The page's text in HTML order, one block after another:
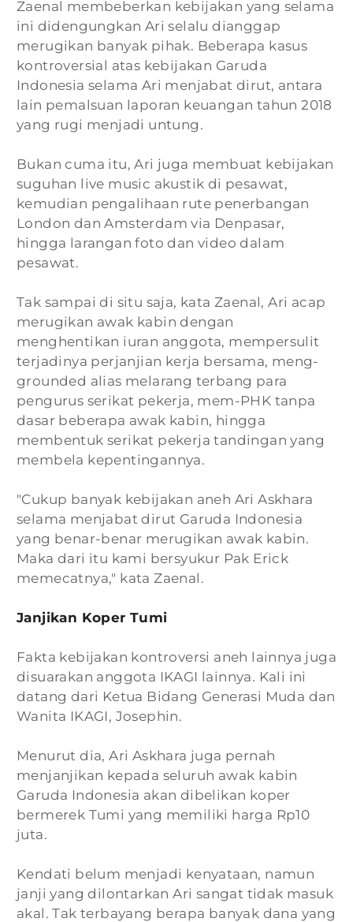
Zaenal membeberkan kebijakan yang selama
ini didengungkan Ari selalu dianggap
merugikan banyak pihak. Beberapa kasus
kontroversial atas kebijakan Garuda
Indonesia selama Ari menjabat dirut, antara
lain pemalsuan laporan keuangan tahun 2018
yang rugi menjadi untung.
Bukan cuma itu, Ari juga membuat kebijakan
suguhan live music akustik di pesawat,
kemudian pengalihaan rute penerbangan
London dan Amsterdam via Denpasar,
hingga larangan foto dan video dalam
pesawat.
Tak sampai di situ saja, kata Zaenal, Ari acap
merugikan awak kabin dengan
menghentikan iuran anggota, mempersulit
terjadinya perjanjian kerja bersama, meng-
grounded alias melarang terbang para
pengurus serikat pekerja, mem-PHK tanpa
dasar beberapa awak kabin, hingga
membentuk serikat pekerja tandingan yang
membela kepentingannya.
"Cukup banyak kebijakan aneh Ari Askhara
selama menjabat dirut Garuda Indonesia
yang benar-benar merugikan awak kabin.
Maka dari itu kami bersyukur Pak Erick
memecatnya," kata Zaenal.
Janjikan Koper Tumi
Fakta kebijakan kontroversi aneh lainnya juga
disuarakan anggota IKAGI lainnya. Kali ini
datang dari Ketua Bidang Generasi Muda dan
Wanita IKAGI, Josephin.
Menurut dia, Ari Askhara juga pernah
menjanjikan kepada seluruh awak kabin
Garuda Indonesia akan dibelikan koper
bermerek Tumi yang memiliki harga Rp10
juta.
Kendati belum menjadi kenyataan, namun
janji yang dilontarkan Ari sangat tidak masuk
akal. Tak terbayang berapa banyak dana yang